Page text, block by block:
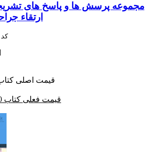
مجموعه پرسش ها و پاسخ های
ارتقاء
کد
قیمت اصلی کتاب 500,000 تومان
قیمت فعلی کتاب 500,000 تومان است